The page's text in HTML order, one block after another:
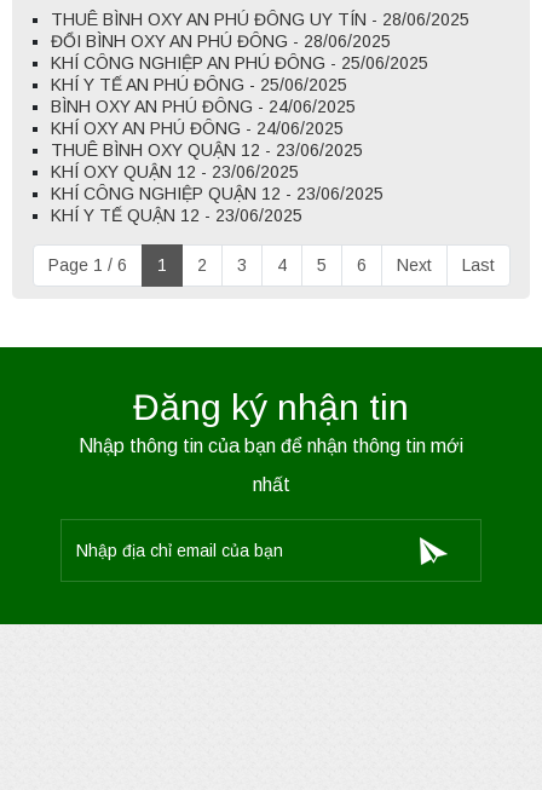
THUÊ BÌNH OXY AN PHÚ ĐÔNG UY TÍN - 28/06/2025
ĐỔI BÌNH OXY AN PHÚ ĐÔNG - 28/06/2025
KHÍ CÔNG NGHIỆP AN PHÚ ĐÔNG - 25/06/2025
KHÍ Y TẾ AN PHÚ ĐÔNG - 25/06/2025
BÌNH OXY AN PHÚ ĐÔNG - 24/06/2025
KHÍ OXY AN PHÚ ĐÔNG - 24/06/2025
THUÊ BÌNH OXY QUẬN 12 - 23/06/2025
KHÍ OXY QUẬN 12 - 23/06/2025
KHÍ CÔNG NGHIỆP QUẬN 12 - 23/06/2025
KHÍ Y TẾ QUẬN 12 - 23/06/2025
Page 1 / 6 1 2 3 4 5 6 Next Last
Đăng ký nhận tin
Nhập thông tin của bạn để nhận thông tin mới
nhất